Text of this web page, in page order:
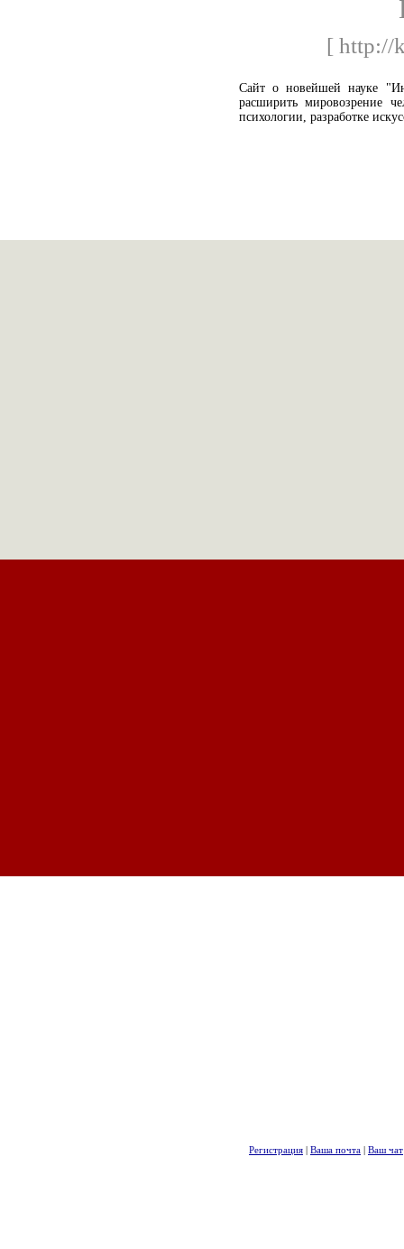
[ http://
Сайт о новейшей науке
расширить мировозрение
психологии, разработке
Регистрация | Ваша почта | Ваш чат